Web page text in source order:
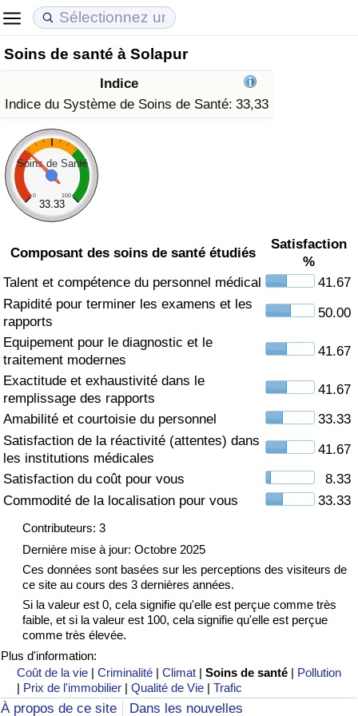
Soins de santé à Solapur
Indice
Indice du Système de Soins de Santé: 33,33
Soins de Santé
0 100
33.33
Composant des soins de santé étudiés
Satisfaction
%
Talent et compétence du personnel médical
41.67
Rapidité pour terminer les examens et les
rapports
50.00
Equipement pour le diagnostic et le
traitement modernes
41.67
Exactitude et exhaustivité dans le
remplissage des rapports
41.67
Amabilité et courtoisie du personnel
33.33
Satisfaction de la réactivité (attentes) dans
les institutions médicales
41.67
Satisfaction du coût pour vous
8.33
Commodité de la localisation pour vous
33.33
Contributeurs: 3
Dernière mise à jour: Octobre 2025
Ces données sont basées sur les perceptions des visiteurs de
ce site au cours des 3 dernières années.
Si la valeur est 0, cela signifie qu'elle est perçue comme très
faible, et si la valeur est 100, cela signifie qu'elle est perçue
comme très élevée.
Plus d'information:
Coût de la vie |Criminalité |Climat |Soins de santé | Pollution
| Prix de l'immobilier |Qualité de Vie |Trafic
À propos de ce site Dans les nouvelles
Coût de la vie
Indice du Coût de la Vie (Actuel)
Indice du Coût de la Vie
Indice du coût de la vie par pays
à Akaba
Prix de l'immobilier
Indice des Prix de l'immobilier (Actuel)
Indice des Prix de l'immobilier
Indice des Prix de l'immobilier par Pays
Qualité de Vie
Indice de Qualité de Vie
Indice de Qualité de Vie (Actuel)
Indice de qualité de vie par pays
Criminalité
Indice de Criminalité (Actuel)
Indice de Criminalité
Indice de criminalité par pays
Soins de santé
Indice des soins de santé (Actuel)
Indice des soins de santé
Indice des soins de santé par Pays
Pollution
Indice de Pollution (Actuel)
Indice de pollution
Indice de Pollution par Pays
Trafic